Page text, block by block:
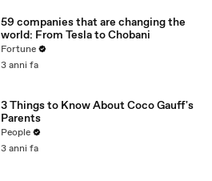
59 companies that are changing the
world: From Tesla to Chobani
Fortune
3 anni fa
3 Things to Know About Coco Gauff's
Parents
People
3 anni fa